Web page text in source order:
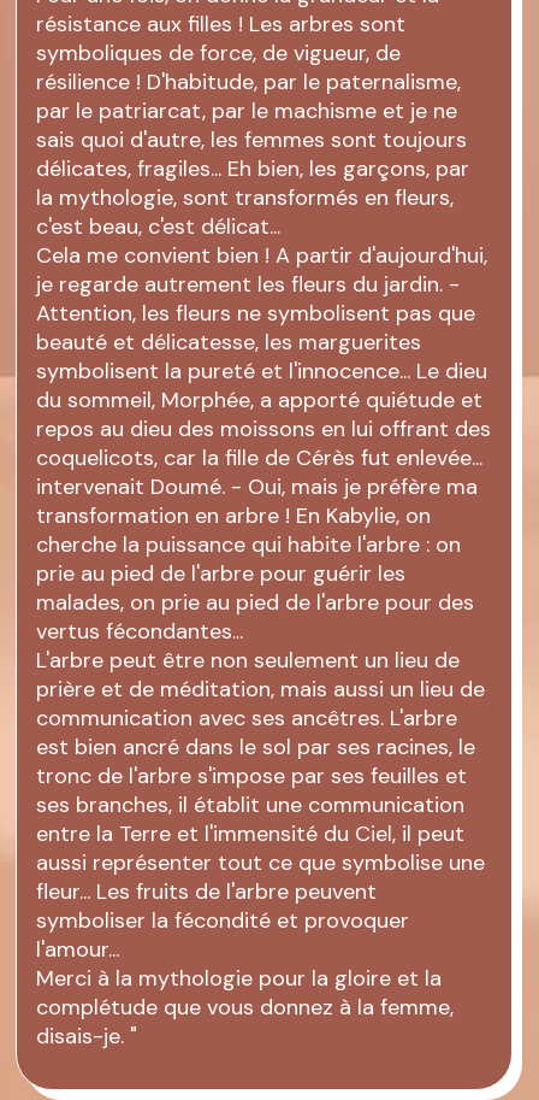
résistance aux filles ! Les arbres sont
symboliques de force, de vigueur, de
résilience ! D'habitude, par le paternalisme,
par le patriarcat, par le machisme et je ne
sais quoi d'autre, les femmes sont toujours
délicates, fragiles... Eh bien, les garçons, par
la mythologie, sont transformés en fleurs,
c'est beau, c'est délicat...
Cela me convient bien ! A partir d'aujourd'hui,
je regarde autrement les fleurs du jardin. -
Attention, les fleurs ne symbolisent pas que
beauté et délicatesse, les marguerites
symbolisent la pureté et l'innocence... Le dieu
du sommeil, Morphée, a apporté quiétude et
repos au dieu des moissons en lui offrant des
coquelicots, car la fille de Cérès fut enlevée...
intervenait Doumé. - Oui, mais je préfère ma
transformation en arbre ! En Kabylie, on
cherche la puissance qui habite l'arbre : on
prie au pied de l'arbre pour guérir les
malades, on prie au pied de l'arbre pour des
vertus fécondantes...
L'arbre peut être non seulement un lieu de
prière et de méditation, mais aussi un lieu de
communication avec ses ancêtres. L'arbre
est bien ancré dans le sol par ses racines, le
tronc de l'arbre s'impose par ses feuilles et
ses branches, il établit une communication
entre la Terre et l'immensité du Ciel, il peut
aussi représenter tout ce que symbolise une
fleur... Les fruits de l'arbre peuvent
symboliser la fécondité et provoquer
l'amour...
Merci à la mythologie pour la gloire et la
complétude que vous donnez à la femme,
disais-je. "